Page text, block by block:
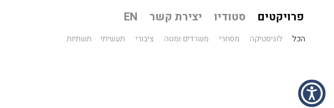
פרויקטים סטודיו יצירת קשר EN
הכל לוגיסטיקה מסחרי משרדים ומטה ציבורי תעשיתי תשתיות